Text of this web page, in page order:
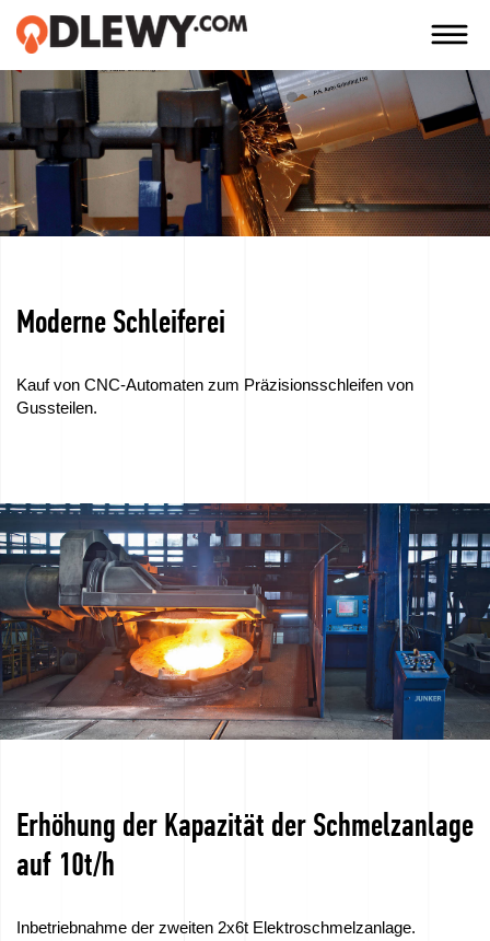
TECHNOLOGIA
-
TRADYCJA
-
JAKOŚĆ
Firma
Technologien
Arbeit
–
Bewerben
Sie
sich
jetzt!
Verkauf
EU-
Zuschüsse
Moderne Schleiferei
Kauf von CNC-Automaten zum Präzisionsschleifen von
Gussteilen.
Erhöhung der Kapazität der Schmelzanlage
auf 10t/h
Inbetriebnahme der zweiten 2x6t Elektroschmelzanlage.